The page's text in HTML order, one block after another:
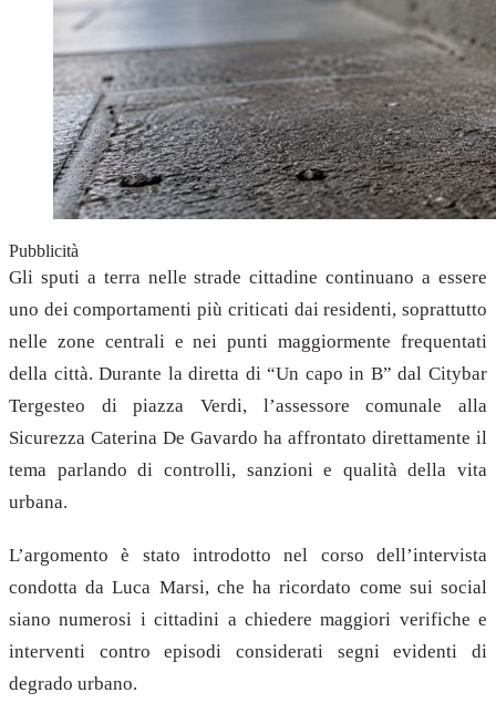
Pubblicità
Gli sputi a terra nelle strade cittadine continuano a essere
uno dei comportamenti più criticati dai residenti, soprattutto
nelle zone centrali e nei punti maggiormente frequentati
della città. Durante la diretta di “Un capo in B” dal Citybar
Tergesteo di piazza Verdi, l’assessore comunale alla
Sicurezza Caterina De Gavardo ha affrontato direttamente il
tema parlando di controlli, sanzioni e qualità della vita
urbana.
L’argomento è stato introdotto nel corso dell’intervista
condotta da Luca Marsi, che ha ricordato come sui social
siano numerosi i cittadini a chiedere maggiori verifiche e
interventi contro episodi considerati segni evidenti di
degrado urbano.